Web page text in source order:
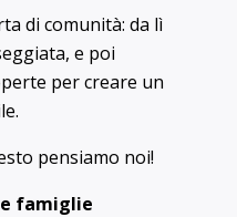
di comunità: da lì
e poi
per creare un
pensiamo noi!
e famiglie